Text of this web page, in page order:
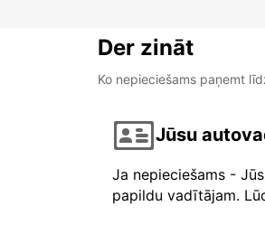
Der zināt
Ko nepieciešams paņemt
Jūsu
Ja nepieciešams -
papildu vadītājam.